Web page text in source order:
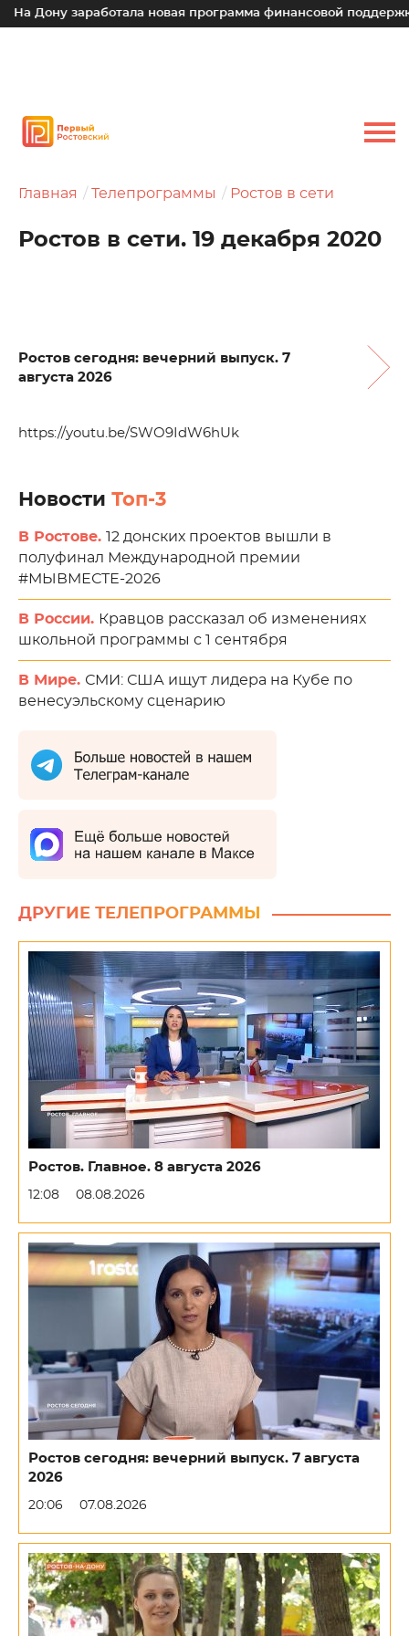
заработала новая программа финансовой поддержки для
Главная Телепрограммы Ростов в сети
Ростов в сети. 19 декабря 2020
Ростов сегодня: вечерний выпуск. 7
августа 2026
https://youtu.be/SWO9IdW6hUk
Новости Топ-3
В Ростове. 12 донских проектов вышли в
полуфинал Международной премии
#МЫВМЕСТЕ-2026
В России. Кравцов рассказал об изменениях
школьной программы с 1 сентября
В Мире. СМИ: США ищут лидера на Кубе по
венесуэльскому сценарию
ДРУГИЕ ТЕЛЕПРОГРАММЫ
Ростов. Главное. 8 августа 2026
12:08 08.08.2026
Ростов сегодня: вечерний выпуск. 7 августа
2026
20:06 07.08.2026